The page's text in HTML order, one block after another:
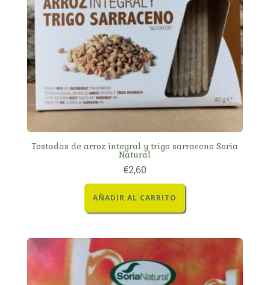
Tostadas de arroz integral y trigo sarraceno Soria
Natural
€2,60
AÑADIR AL CARRITO